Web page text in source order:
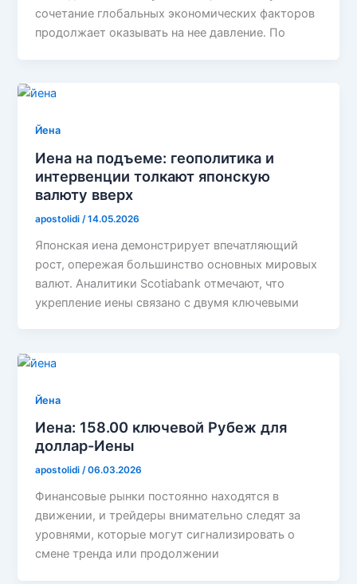
сочетание глобальных экономических факторов
продолжает оказывать на нее давление. По
Йена
Иена на подъеме: геополитика и
интервенции толкают японскую
валюту вверх
apostolidi /14.05.2026
Японская иена демонстрирует впечатляющий
рост, опережая большинство основных мировых
валют. Аналитики Scotiabank отмечают, что
укрепление иены связано с двумя ключевыми
Йена
Иена: 158.00 ключевой Рубеж для
доллар-Иены
apostolidi/06.03.2026
Финансовые рынки постоянно находятся в
движении, и трейдеры внимательно следят за
уровнями, которые могут сигнализировать о
смене тренда или продолжении